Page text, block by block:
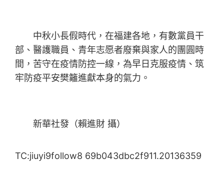
中秋小長假時代，在福建各地，有數黨員干
部、醫護職員、青年志愿者廢棄與家人的團圓時
間，苦守在疫情防控一線，為早日克服疫情、筑
牢防疫平安樊籬進獻本身的氣力。
新華社發（賴進財 攝）
TC:jiuyi9follow8 69b043dbc2f911.20136359